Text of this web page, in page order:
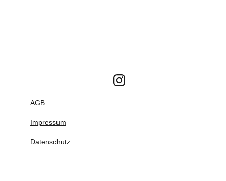
AGB
Impressum
Datenschutz